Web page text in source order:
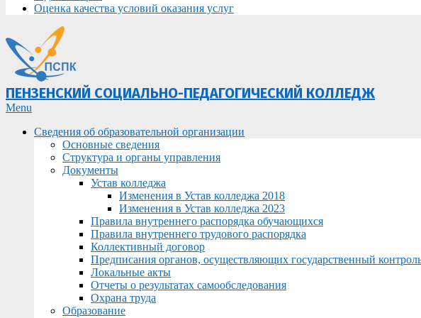
Оценка качества условий оказания услуг
ПЕНЗЕНСКИЙ СОЦИАЛЬНО-ПЕДАГОГИЧЕСКИЙ КОЛЛЕДЖ
Primary
Menu
Menu
Сведения об образовательной организации
Основные сведения
Структура и органы управления
Документы
Устав колледжа
Изменения в Устав колледжа 2018
Изменения в Устав колледжа 2023
Правила внутреннего распорядка обучающихся
Правила внутреннего трудового распорядка
Коллективный договор
Предписания органов, осуществляющих государственный
Локальные акты
Отчеты о результатах самообследования
Охрана труда
Образование